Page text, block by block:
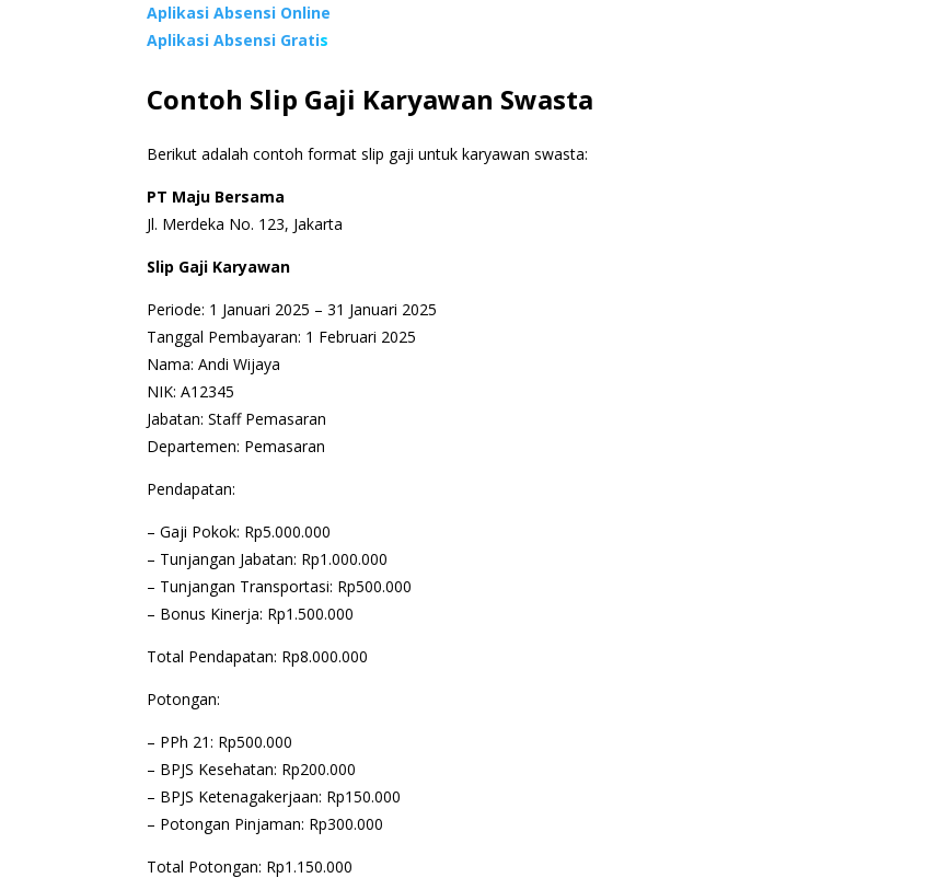
Aplikasi Absensi Online
Aplikasi Absensi Gratis
Contoh Slip Gaji Karyawan Swasta
Berikut adalah contoh format slip gaji untuk karyawan swasta:
PT Maju Bersama
Jl. Merdeka No. 123, Jakarta
Slip Gaji Karyawan
Periode: 1 Januari 2025 – 31 Januari 2025
Tanggal Pembayaran: 1 Februari 2025
Nama: Andi Wijaya
NIK: A12345
Jabatan: Staff Pemasaran
Departemen: Pemasaran
Pendapatan:
– Gaji Pokok: Rp5.000.000
– Tunjangan Jabatan: Rp1.000.000
– Tunjangan Transportasi: Rp500.000
– Bonus Kinerja: Rp1.500.000
Total Pendapatan: Rp8.000.000
Potongan:
– PPh 21: Rp500.000
– BPJS Kesehatan: Rp200.000
– BPJS Ketenagakerjaan: Rp150.000
– Potongan Pinjaman: Rp300.000
Total Potongan: Rp1.150.000